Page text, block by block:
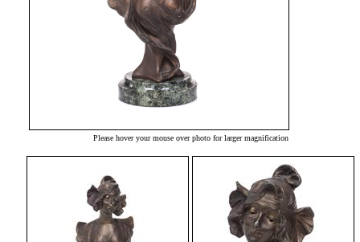
Please hover your mouse over photo for larger magnification